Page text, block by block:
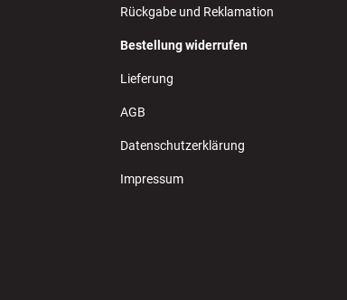
Rückgabe und Reklamation
Bestellung widerrufen
Lieferung
AGB
Datenschutzerklärung
Impressum